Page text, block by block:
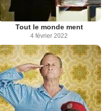
Tout le monde ment
4 février 2022